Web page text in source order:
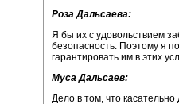
Роза Дальсаева:
Я бы их с удовольствием
безопасность. Поэтому я
гарантировать им в этих
Муса Дальсаев:
Дело в том, что